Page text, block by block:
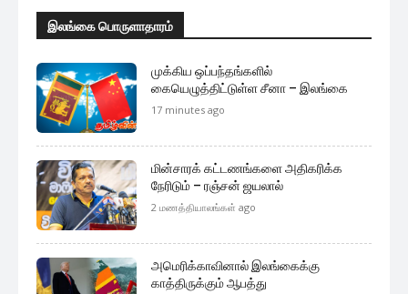
இலங்கை பொருளாதாரம்
முக்கிய ஒப்பந்தங்களில்
கையெழுத்திட்டுள்ள சீனா – இலங்கை
17 minutes ago
மின்சாரக் கட்டணங்களை அதிகரிக்க
நேரிடும் – ரஞ்சன் ஜயலால்
2 மணத்தியாலங்கள் ago
அமெரிக்காவினால் இலங்கைக்கு
காத்திருக்கும் ஆபத்து